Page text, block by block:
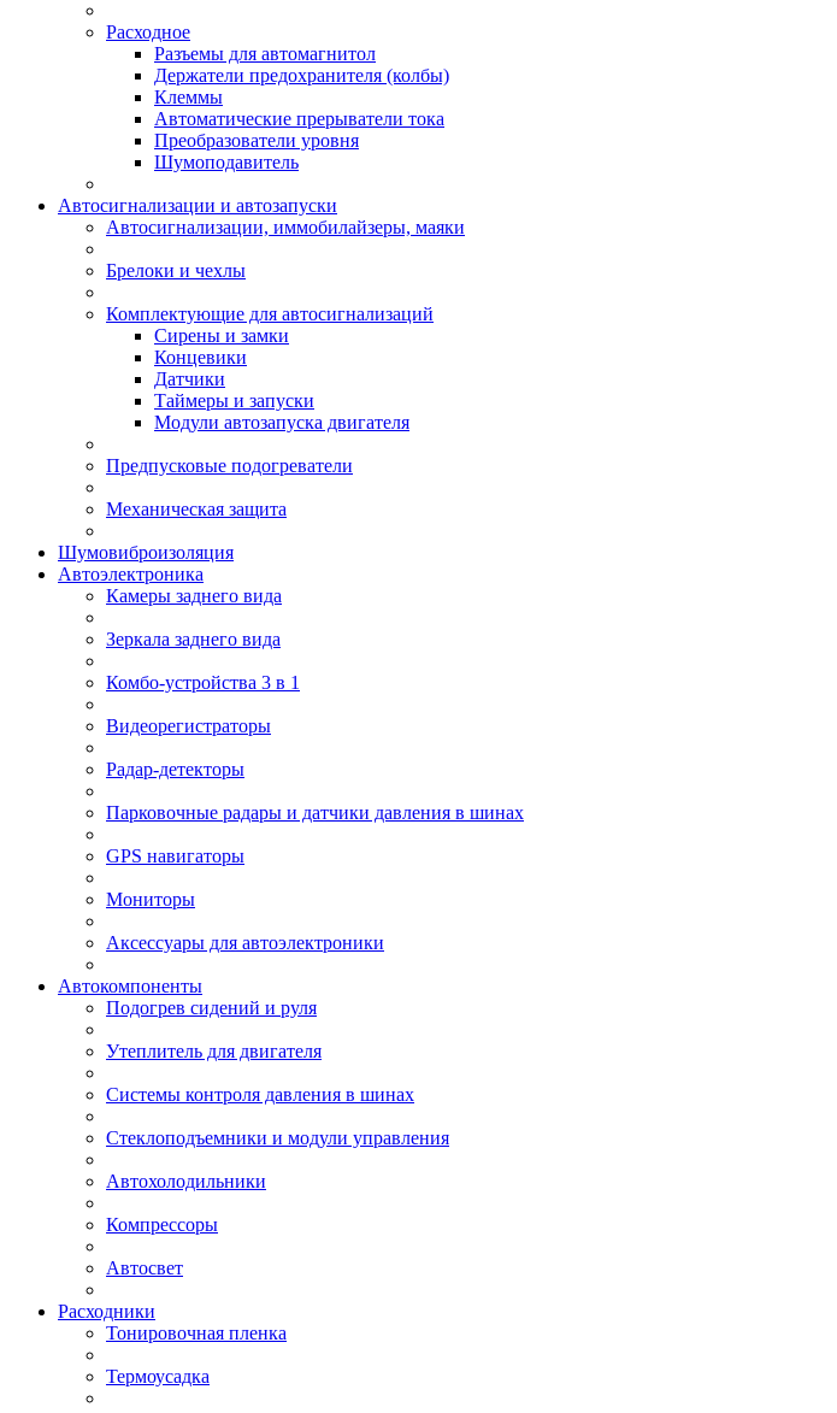
Расходное
Разъемы для автомагнитол
Держатели предохранителя (колбы)
Клеммы
Автоматические прерыватели тока
Преобразователи уровня
Шумоподавитель
Автосигнализации и автозапуски
Автосигнализации, иммобилайзеры, маяки
Брелоки и чехлы
Комплектующие для автосигнализаций
Сирены и замки
Концевики
Датчики
Таймеры и запуски
Модули автозапуска двигателя
Предпусковые подогреватели
Механическая защита
Шумовиброизоляция
Автоэлектроника
Камеры заднего вида
Зеркала заднего вида
Комбо-устройства 3 в 1
Видеорегистраторы
Радар-детекторы
Парковочные радары и датчики давления в шинах
GPS навигаторы
Мониторы
Аксессуары для автоэлектроники
Автокомпоненты
Подогрев сидений и руля
Утеплитель для двигателя
Системы контроля давления в шинах
Стеклоподъемники и модули управления
Автохолодильники
Компрессоры
Автосвет
Расходники
Тонировочная пленка
Термоусадка